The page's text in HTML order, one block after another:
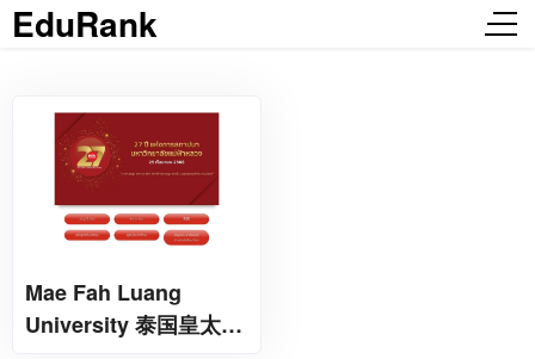
EduRank
Mae Fah Luang
University 泰国皇太后